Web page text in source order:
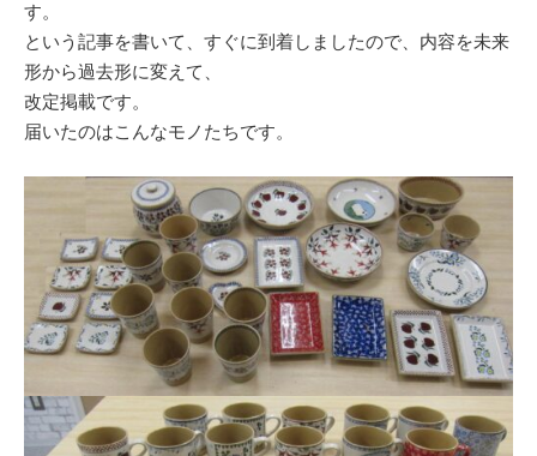
す。
という記事を書いて、すぐに到着しましたので、内容を未来
形から過去形に変えて、
改定掲載です。
届いたのはこんなモノたちです。